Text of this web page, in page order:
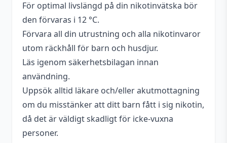
För optimal livslängd på din nikotinvätska bör
den förvaras i 12 °C.
Förvara all din utrustning och alla nikotinvaror
utom räckhåll för barn och husdjur.
Läs igenom säkerhetsbilagan innan
användning.
Uppsök alltid läkare och/eller akutmottagning
om du misstänker att ditt barn fått i sig nikotin,
då det är väldigt skadligt för icke-vuxna
personer.
Nikotin
20 mg